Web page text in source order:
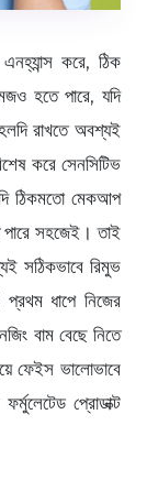
করে, ঠিক
হতে পারে, যদি
রাখতে অবশ্যই
করে সেনসিটিভ
ঠিকমতো মেকআপ
পারে সহজেই। তাই
সঠিকভাবে রিমুভ
ধাপে নিজের
বাম বেছে নিতে
ফেইস ভালোভাবে
প্রোডাক্ট